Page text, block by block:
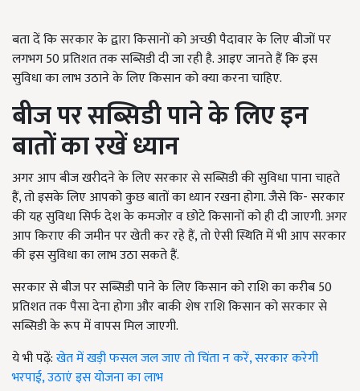
बता दें कि सरकार के द्वारा किसानों को अच्छी पैदावार के लिए बीजों पर
लगभग 50 प्रतिशत तक सब्सिडी दी जा रही है. आइए जानते हैं कि इस
सुविधा का लाभ उठाने के लिए किसान को क्या करना चाहिए.
बीज पर सब्सिडी पाने के लिए इन
बातों का रखें ध्यान
अगर आप बीज खरीदने के लिए सरकार से सब्सिडी की सुविधा पाना चाहते
हैं, तो इसके लिए आपको कुछ बातों का ध्यान रखना होगा. जैसे कि- सरकार
की यह सुविधा सिर्फ देश के कमजोर व छोटे किसानों को ही दी जाएगी. अगर
आप किराए की जमीन पर खेती कर रहे हैं, तो ऐसी स्थिति में भी आप सरकार
की इस सुविधा का लाभ उठा सकते हैं.
सरकार से बीज पर सब्सिडी पाने के लिए किसान को राशि का करीब 50
प्रतिशत तक पैसा देना होगा और बाकी शेष राशि किसान को सरकार से
सब्सिडी के रूप में वापस मिल जाएगी.
ये भी पढ़ें:खेत में खड़ी फसल जल जाए तो चिंता न करें, सरकार करेगी
भरपाई, उठाएं इस योजना का लाभ